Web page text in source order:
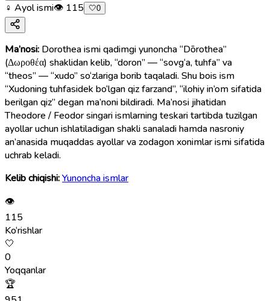
♀ Ayol ismi👁 115 🤍0
Ma’nosi: Dorothea ismi qadimgi yunoncha “Dōrothea”
(Δωροθέα) shaklidan kelib, “doron” — “sovg‘a, tuhfa” va
“theos” — “xudo” so‘zlariga borib taqaladi. Shu bois ism
“Xudoning tuhfasidek bo‘lgan qiz farzand”, “ilohiy in’om sifatida
berilgan qiz” degan ma’noni bildiradi. Ma’nosi jihatidan
Theodore / Feodor singari ismlarning teskari tartibda tuzilgan
ayollar uchun ishlatiladigan shakli sanaladi hamda nasroniy
an’anasida muqaddas ayollar va zodagon xonimlar ismi sifatida
uchrab keladi.
Kelib chiqishi:Yunoncha ismlar
👁
115
Ko‘rishlar
🤍
0
Yoqqanlar
🏆